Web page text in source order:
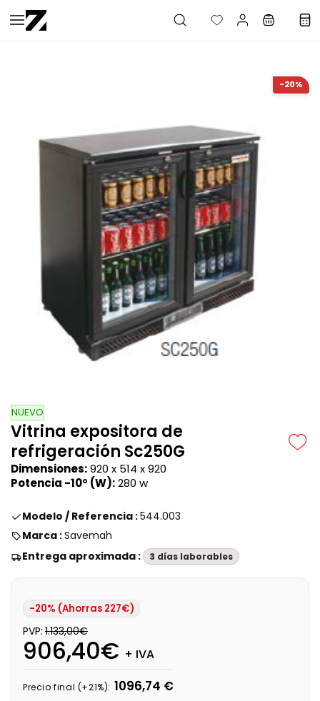
Saltar al
contenido
-20%
NUEVO
Vitrina expositora de
refrigeración Sc250G
Dimensiones:920 x 514 x 920
Potencia -10º (W):280 w
Modelo / Referencia :544.003
Marca :Savemah
Entrega aproximada :
3 días laborables
-20% (Ahorras 227€)
PVP: 1.133,00€
906,40€ + IVA
Precio final (+21%): 1096,74 €